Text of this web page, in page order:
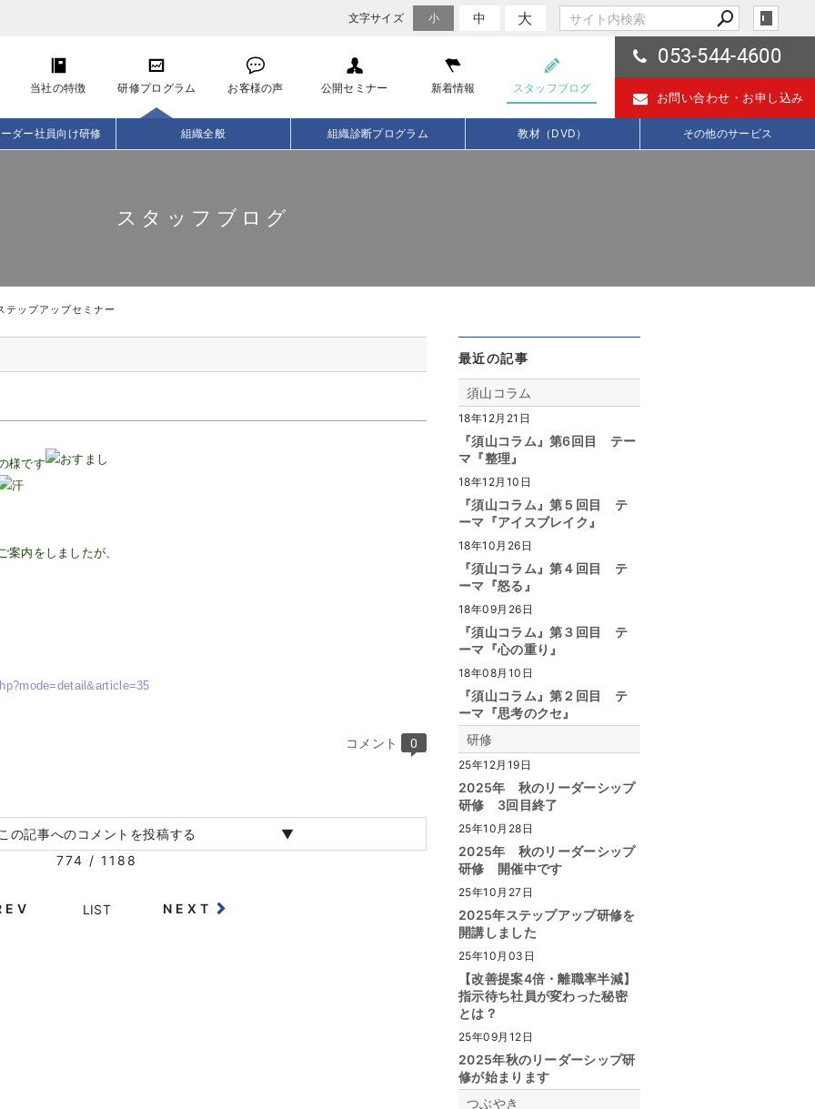
文字サイズ 小 中 大
当社の特徴 研修プログラム お客様の声 公開セミナー 新着情報 スタッフブログ
053-544-4600
お問い合わせ・ お申し込み
ダー社員向け研修 組織全般 組織診断プログラム 教材（DVD） その他のサービス
スタッフブログ
テップアップセミナー
様です
内をしましたが、
コメント 0
の記事へのコメントを投稿する
774 / 1188
LIST NEXT
最近の記事
須山コラム
18年12月21日
『須山コラム』第6回目 テー
マ『整理』
18年12月10日
『須山コラム』第５回目 テ
ーマ『アイスブレイク』
18年10月26日
『須山コラム』第４回目 テ
ーマ『怒る』
18年09月26日
『須山コラム』第３回目 テ
ーマ『心の重り』
18年08月10日
『須山コラム』第２回目 テ
ーマ『思考のクセ』
研修
25年12月19日
2025年 秋のリーダーシップ
研修 3回目終了
25年10月28日
2025年 秋のリーダーシップ
研修 開催中です
25年10月27日
2025年ステップアップ研修を
開講しました
25年10月03日
【改善提案4倍・離職率半減】
指示待ち社員が変わった秘密
とは？
25年09月12日
2025年秋のリーダーシップ研
修が始まります
つぶやき